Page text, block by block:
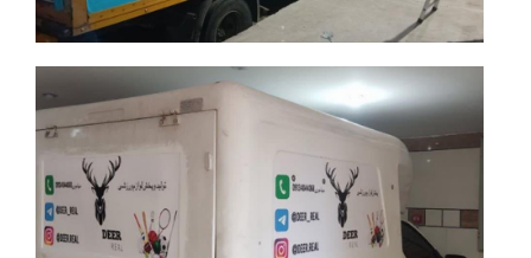
جزئیات بیشتر